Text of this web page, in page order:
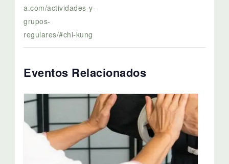
a.com/actividades-y-
grupos-
regulares/#chi-kung
Eventos Relacionados